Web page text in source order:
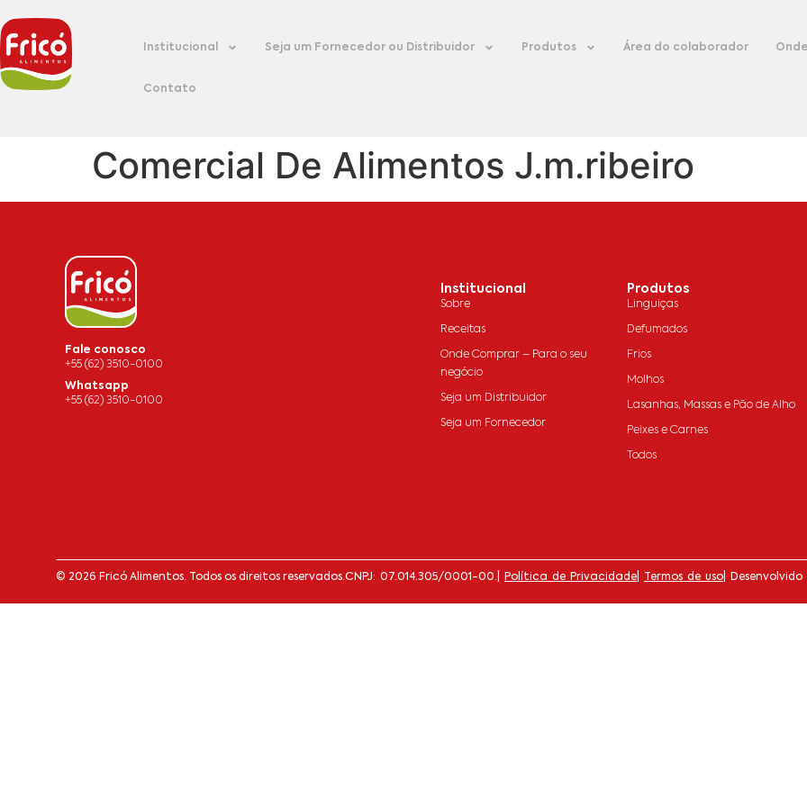
Institucional Seja um Fornecedor ou Distribuidor Produtos Área do colaborador
Contato
Comercial De Alimentos J.m.ribeiro
Fale conosco
+55 (62) 3510-0100
Whatsapp
+55 (62) 3510-0100
Institucional
Sobre
Receitas
Onde Comprar – Para o seu
negócio
Seja um Distribuidor
Seja um Fornecedor
Produtos
Linguiças
Defumados
Frios
Molhos
Lasanhas, Massas e Pão de Alho
Peixes e Carnes
Todos
© 2026 Fricó Alimentos. Todos os direitos reservados.CNPJ: 07.014.305/0001-00. Política de Privacidade Termos de uso |